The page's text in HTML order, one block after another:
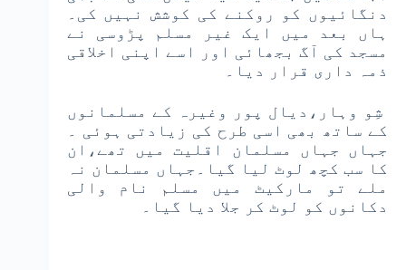
دنگائیوں کو روکنے کی کوشش نہیں کی۔
ہاں بعد میں ایک غیر مسلم پڑوسی نے
مسجد کی آگ بجھائی اور اسے اپنی اخلاقی
ذمہ داری قرار دیا۔
شِو وہار،دیال پور وغیرہ کے مسلمانوں
کے ساتھ بھی اسی طرح کی زیادتی ہوئی ۔
جہاں جہاں مسلمان اقلیت میں تھے،ان
کا سب کچھ لوٹ لیا گیا۔جہاں مسلمان نہ
ملے تو مارکیٹ میں مسلم نام والی
دکانوں کو لوٹ کر جلا دیا گیا۔